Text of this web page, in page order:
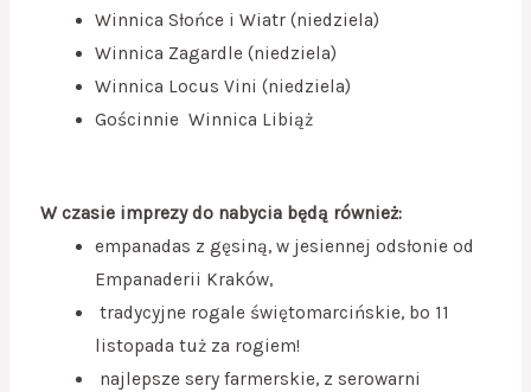
Winnica Słońce i Wiatr (niedziela)
Winnica Zagardle (niedziela)
Winnica Locus Vini (niedziela)
Gościnnie Winnica Libiąż
W czasie imprezy do nabycia będą również:
empanadas z gęsiną, w jesiennej odsłonie od
Empanaderii Kraków,
tradycyjne rogale świętomarcińskie, bo 11
listopada tuż za rogiem!
najlepsze sery farmerskie, z serowarni